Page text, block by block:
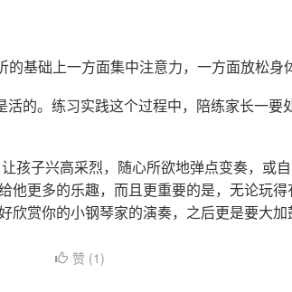
基础上一方面集中注意力，一方面放松身
的。练习实践这个过程中，陪练家长一要
孩子兴高采烈，随心所欲地弹点变奏，或自
他更多的乐趣，而且更重要的是，无论玩
赏你的小钢琴家的演奏，之后更是要大加
赞 (1)